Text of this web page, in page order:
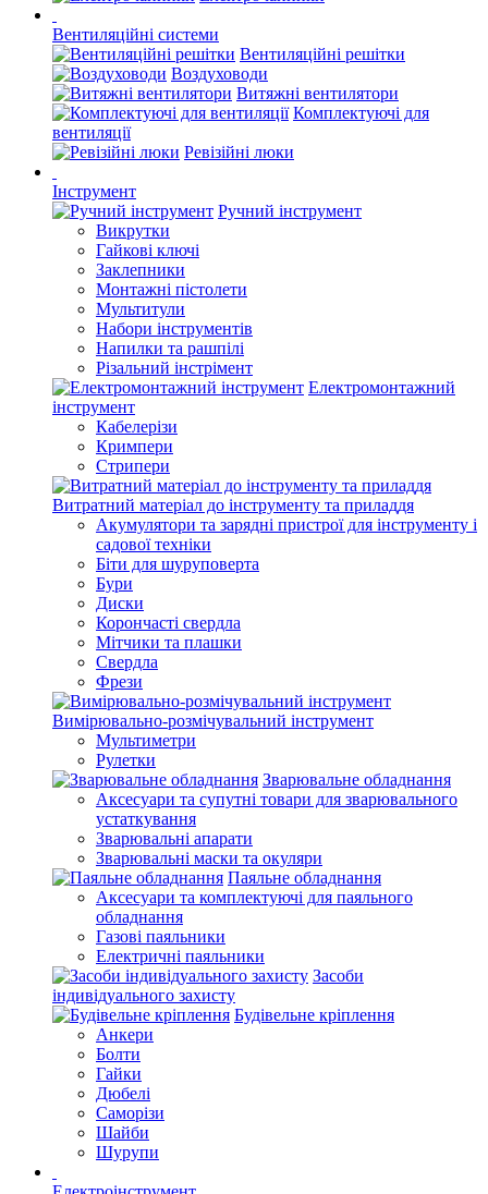
Вентиляційні системи
Вентиляційні решітки
Воздуховоди
Витяжні вентилятори
Комплектуючі для
вентиляції
Ревізійні люки
Інструмент
Ручний інструмент
Викрутки
Гайкові ключі
Заклепники
Монтажні пістолети
Мультитули
Набори інструментів
Напилки та рашпілі
Різальний інстрімент
Електромонтажний
інструмент
Кабелерізи
Кримпери
Стрипери
Витратний матеріал до інструменту та приладдя
Акумулятори та зарядні пристрої для інструменту і
садової техніки
Біти для шуруповерта
Бури
Диски
Корончасті свердла
Мітчики та плашки
Свердла
Фрези
Вимірювально-розмічувальний інструмент
Мультиметри
Рулетки
Зварювальне обладнання
Аксесуари та супутні товари для зварювального
устаткування
Зварювальні апарати
Зварювальні маски та окуляри
Паяльне обладнання
Аксесуари та комплектуючі для паяльного
обладнання
Газові паяльники
Електричні паяльники
Засоби
індивідуального захисту
Будівельне кріплення
Анкери
Болти
Гайки
Дюбелі
Саморізи
Шайби
Шурупи